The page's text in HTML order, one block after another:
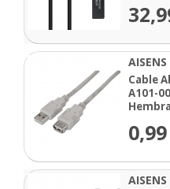
Cable
A101-